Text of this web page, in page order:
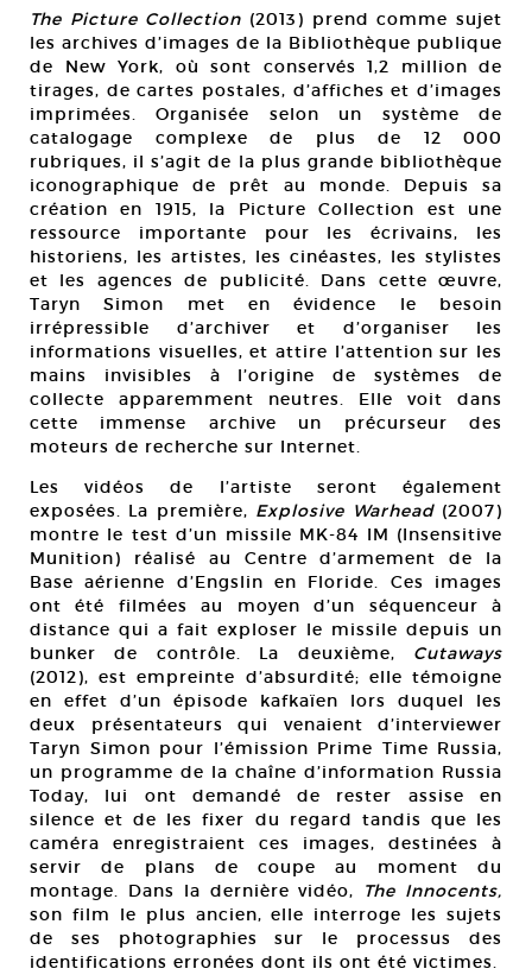
The Picture Collection (2013) prend comme sujet
les archives d’images de la Bibliothèque publique
de New York, où sont conservés 1,2 million de
tirages, de cartes postales, d’affiches et d’images
imprimées. Organisée selon un système de
catalogage complexe de plus de 12 000
rubriques, il s’agit de la plus grande bibliothèque
iconographique de prêt au monde. Depuis sa
création en 1915, la Picture Collection est une
ressource importante pour les écrivains, les
historiens, les artistes, les cinéastes, les stylistes
et les agences de publicité. Dans cette œuvre,
Taryn Simon met en évidence le besoin
irrépressible d’archiver et d’organiser les
informations visuelles, et attire l’attention sur les
mains invisibles à l’origine de systèmes de
collecte apparemment neutres. Elle voit dans
cette immense archive un précurseur des
moteurs de recherche sur Internet.
Les vidéos de l’artiste seront également
exposées. La première, Explosive Warhead (2007)
montre le test d’un missile MK-84 IM (Insensitive
Munition) réalisé au Centre d’armement de la
Base aérienne d’Engslin en Floride. Ces images
ont été filmées au moyen d’un séquenceur à
distance qui a fait exploser le missile depuis un
bunker de contrôle. La deuxième, Cutaways
(2012), est empreinte d’absurdité; elle témoigne
en effet d’un épisode kafkaïen lors duquel les
deux présentateurs qui venaient d’interviewer
Taryn Simon pour l’émission Prime Time Russia,
un programme de la chaîne d’information Russia
Today, lui ont demandé de rester assise en
silence et de les fixer du regard tandis que les
caméra enregistraient ces images, destinées à
servir de plans de coupe au moment du
montage. Dans la dernière vidéo,
The Innocents,
son film le plus ancien, elle interroge les sujets
de ses photographies sur le processus des
identifications erronées dont ils ont été victimes.